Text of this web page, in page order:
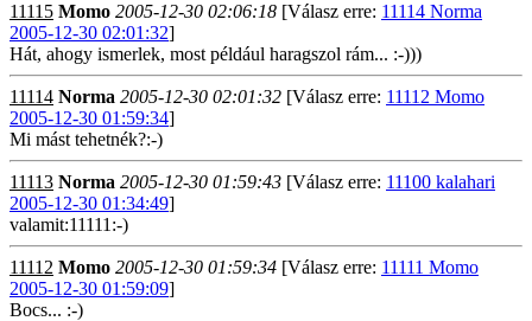
11115 Momo 2005-12-30 02:06:18 [Válasz erre: 11114 Norma
2005-12-30 02:01:32]
Hát, ahogy ismerlek, most például haragszol rám... :-)))
11114 Norma 2005-12-30 02:01:32 [Válasz erre: 11112 Momo
2005-12-30 01:59:34]
Mi mást tehetnék?:-)
11113 Norma 2005-12-30 01:59:43 [Válasz erre: 11100 kalahari
2005-12-30 01:34:49]
valamit:11111:-)
11112 Momo 2005-12-30 01:59:34 [Válasz erre: 11111 Momo
2005-12-30 01:59:09]
Bocs... :-)